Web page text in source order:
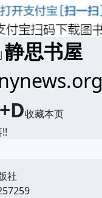
静思书屋
收藏本页
社